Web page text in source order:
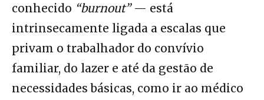
conhecido “burnout”— está
intrinsecamente ligada a escalas que
privam o trabalhador do convívio
familiar, do lazer e até da gestão de
necessidades básicas, como ir ao médico